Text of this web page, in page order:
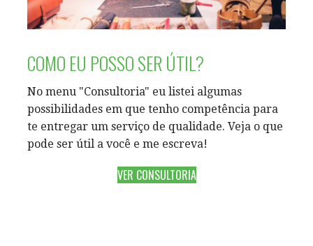
COMO EU POSSO SER ÚTIL?
No menu "Consultoria" eu listei algumas
possibilidades em que tenho competência para
te entregar um serviço de qualidade. Veja o que
pode ser útil a você e me escreva!
VER CONSULTORIA